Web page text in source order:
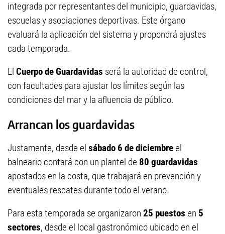
integrada por representantes del municipio, guardavidas,
escuelas y asociaciones deportivas. Este órgano
evaluará la aplicación del sistema y propondrá ajustes
cada temporada.
El Cuerpo de Guardavidas será la autoridad de control,
con facultades para ajustar los límites según las
condiciones del mar y la afluencia de público.
Arrancan los guardavidas
Justamente, desde el sábado 6 de diciembreel
balneario contará con un plantel de 80 guardavidas
apostados en la costa, que trabajará en prevención y
eventuales rescates durante todo el verano.
Para esta temporada se organizaron 25 puestos en 5
sectores, desde el local gastronómico ubicado en el